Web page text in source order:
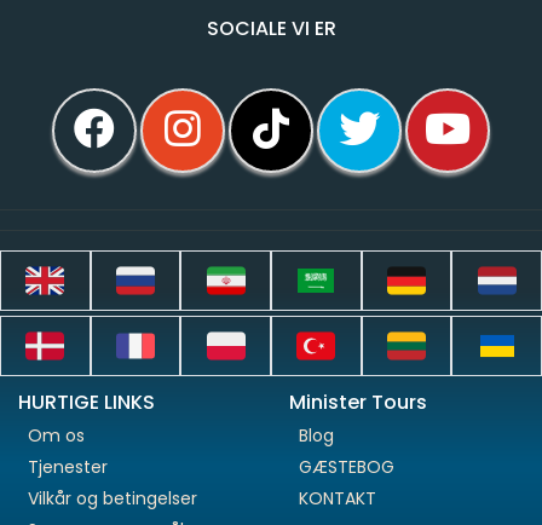
SOCIALE VI ER
HURTIGE LINKS
Om os
Tjenester
Vilkår og betingelser
Minister Tours
Blog
GÆSTEBOG
KONTAKT